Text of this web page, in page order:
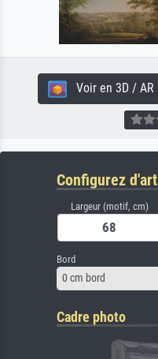
Voir en 3D / AR
Configurez d'art
Largeur (motif, cm)
Bord
0 cm bord
Cadre photo